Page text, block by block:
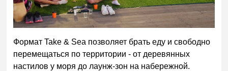
Формат Take & Sea позволяет брать еду и свободно
перемещаться по территории - от деревянных
настилов у моря до лаунж-зон на набережной.